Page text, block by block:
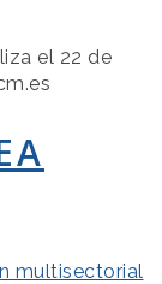
el 22 de
multisectorial